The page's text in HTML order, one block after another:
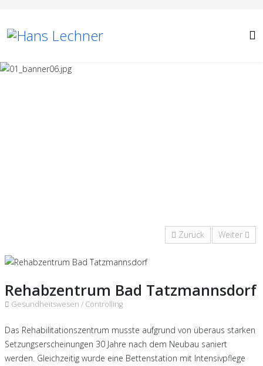
Zurück Weiter
Rehabzentrum Bad Tatzmannsdorf
Gesundheitswesen / Controlling
Das Rehabilitationszentrum musste aufgrund von überaus starken
Setzungserscheinungen 30 Jahre nach dem Neubau saniert
werden. Gleichzeitig wurde eine Bettenstation mit Intensivpflege